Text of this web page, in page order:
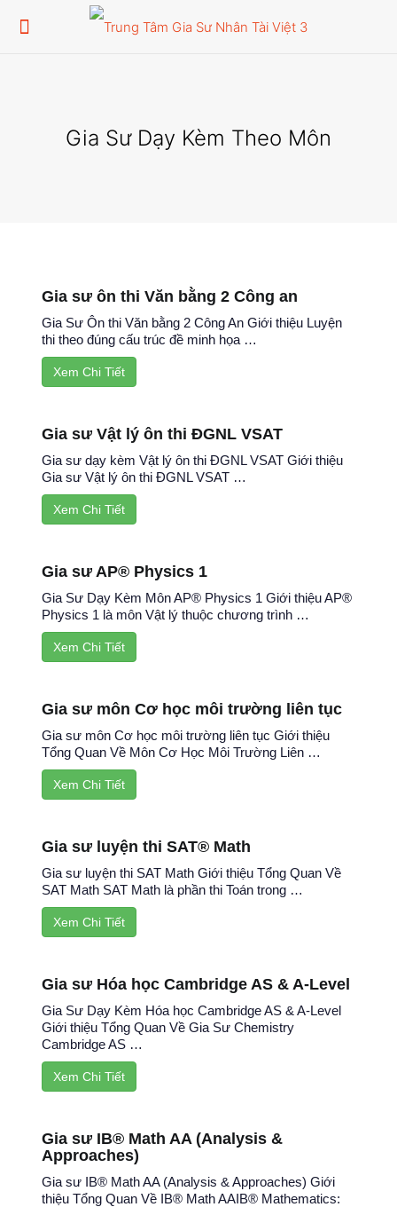
Gia Sư Dạy Kèm Theo Môn
Gia sư ôn thi Văn bằng 2 Công an
Gia Sư Ôn thi Văn bằng 2 Công An Giới thiệu Luyện
thi theo đúng cấu trúc đề minh họa …
Xem Chi Tiết
Gia sư Vật lý ôn thi ĐGNL VSAT
Gia sư dạy kèm Vật lý ôn thi ĐGNL VSAT Giới thiệu
Gia sư Vật lý ôn thi ĐGNL VSAT …
Xem Chi Tiết
Gia sư AP® Physics 1
Gia Sư Dạy Kèm Môn AP® Physics 1 Giới thiệu AP®
Physics 1 là môn Vật lý thuộc chương trình …
Xem Chi Tiết
Gia sư môn Cơ học môi trường liên tục
Gia sư môn Cơ học môi trường liên tục Giới thiệu
Tổng Quan Về Môn Cơ Học Môi Trường Liên …
Xem Chi Tiết
Gia sư luyện thi SAT® Math
Gia sư luyện thi SAT Math Giới thiệu Tổng Quan Về
SAT Math SAT Math là phần thi Toán trong …
Xem Chi Tiết
Gia sư Hóa học Cambridge AS & A-Level
Gia Sư Dạy Kèm Hóa học Cambridge AS & A-Level
Giới thiệu Tổng Quan Về Gia Sư Chemistry
Cambridge AS …
Xem Chi Tiết
Gia sư IB® Math AA (Analysis &
Approaches)
Gia sư IB® Math AA (Analysis & Approaches) Giới
thiệu Tổng Quan Về IB® Math AAIB® Mathematics: